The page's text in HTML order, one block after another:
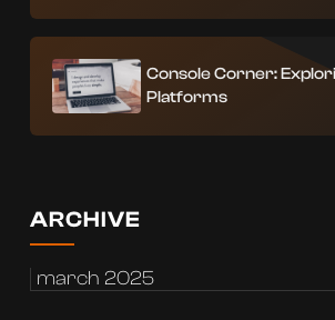
Console Corner:
Platforms
ARCHIVE
march 2025